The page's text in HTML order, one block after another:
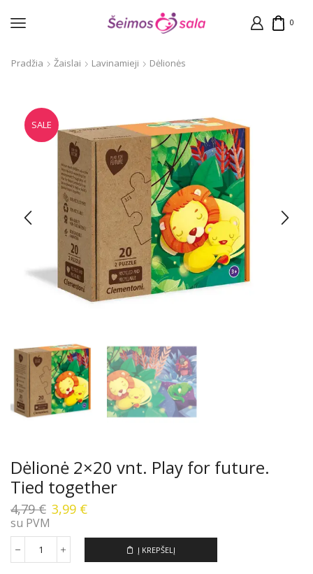
0
Pradžia Žaislai Lavinamieji Dėlionės
SALE
Dėlionė 2×20 vnt. Play for future.
Tied together
4,79€ Original
was:
4,79 €.
3,99 €Current
is:
su PVM
produkto
Į KREPŠELĮ